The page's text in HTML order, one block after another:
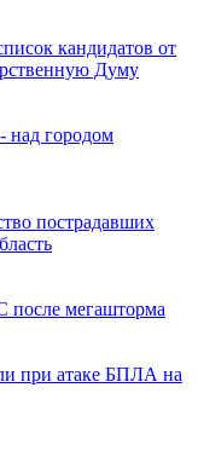
кандидатов от
Думу
над городом
пострадавших
после мегашторма
при атаке БПЛА на